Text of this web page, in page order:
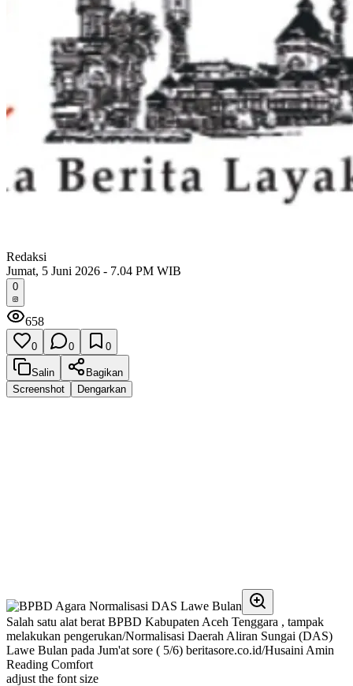
Redaksi
Jumat, 5 Juni 2026 - 7.04 PM WIB
0
658
0 0 0
Salin
Bagikan
Screenshot
Dengarkan
Salah satu alat berat BPBD Kabupaten Aceh Tenggara , tampak
melakukan pengerukan/Normalisasi Daerah Aliran Sungai (DAS)
Lawe Bulan pada Jum'at sore ( 5/6) beritasore.co.id/Husaini Amin
Reading Comfort
adjust the font size